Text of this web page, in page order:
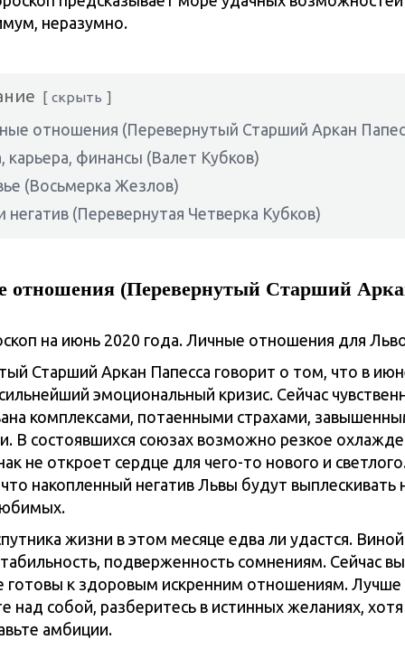
неразумно.
скрыть
отношения (Перевернутый Старший Аркан
карьера, финансы (Валет Кубков)
(Восьмерка Жезлов)
негатив (Перевернутая Четверка Кубков)
отношения (Перевернутый Старший
Старший Аркан Папесса говорит о том, что в
эмоциональный кризис. Сейчас
комплексами, потаенными страхами,
В состоявшихся союзах возможно резкое
не откроет сердце для чего-то нового и
накопленный негатив Львы будут выплескивать
жизни в этом месяце едва ли удастся.
подверженность сомнениям. Сейчас
готовы к здоровым искренним отношениям. Лучше
над собой, разберитесь в истинных желаниях,
амбиции.